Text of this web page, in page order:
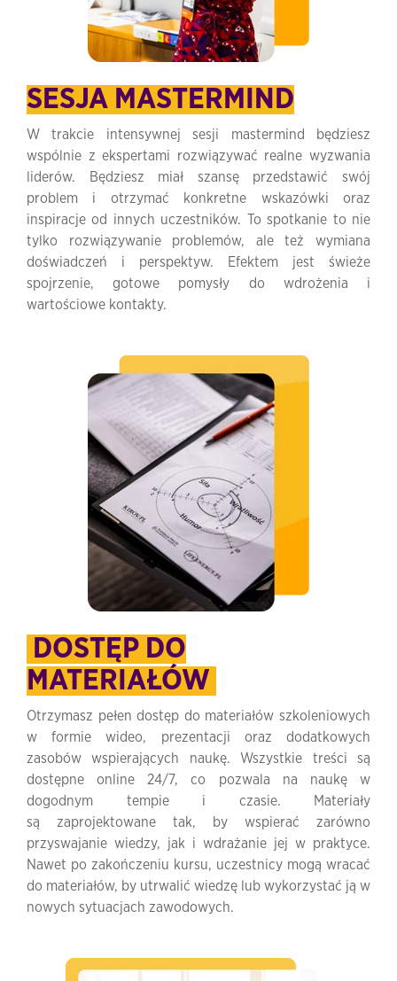
SESJA MASTERMIND
W trakcie intensywnej sesji mastermind będziesz
wspólnie z ekspertami rozwiązywać realne wyzwania
liderów. Będziesz miał szansę przedstawić swój
problem i otrzymać konkretne wskazówki oraz
inspiracje od innych uczestników. To spotkanie to nie
tylko rozwiązywanie problemów, ale też wymiana
doświadczeń i perspektyw. Efektem jest świeże
spojrzenie, gotowe pomysły do wdrożenia i
wartościowe kontakty.
DOSTĘP DO
MATERIAŁÓW
Otrzymasz pełen dostęp do materiałów szkoleniowych
w formie wideo, prezentacji oraz dodatkowych
zasobów wspierających naukę. Wszystkie treści są
dostępne online 24/7, co pozwala na naukę w
dogodnym tempie i czasie. Materiały
są zaprojektowane tak, by wspierać zarówno
przyswajanie wiedzy, jak i wdrażanie jej w praktyce.
Nawet po zakończeniu kursu, uczestnicy mogą wracać
do materiałów, by utrwalić wiedzę lub wykorzystać ją w
nowych sytuacjach zawodowych.